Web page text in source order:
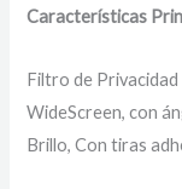
Características
Filtro de
WideScreen, con
Brillo, Con tiras